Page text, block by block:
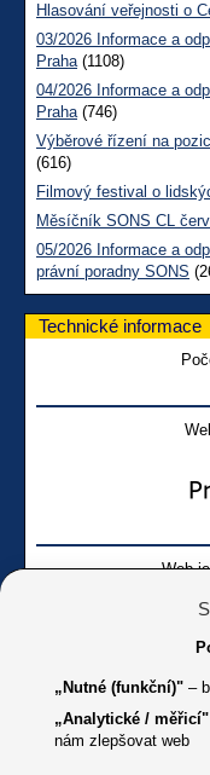
Hlasování veřejnosti o
03/2026 Informace a
Praha(1108)
04/2026 Informace a
Praha(746)
Výběrové řízení na
(616)
Filmový festival o
Měsíčník SONS CL
05/2026 Informace a
právní poradny SONS
Technické informace
Web
„Nutné (funkční)" –
„Analytické /
nám zlepšovat web